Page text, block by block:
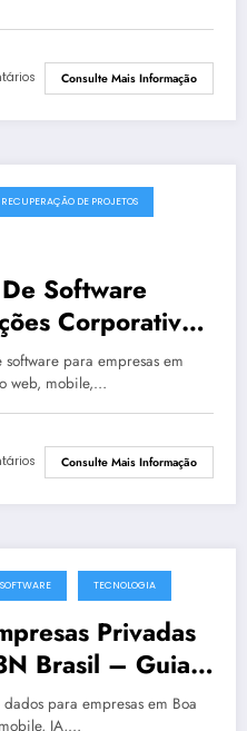
Consulte Mais Informação
RECUPERAÇÃO DE PROJETOS
Software
Corporativas
4098
para empresas em
web, mobile,…
Consulte Mais Informação
TECNOLOGIA
Privadas
Brasil – Guia
para empresas em Boa
IA,…